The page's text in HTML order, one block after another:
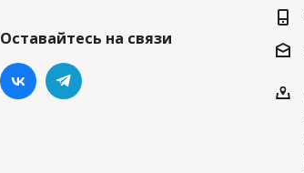
Оставайтесь на связи